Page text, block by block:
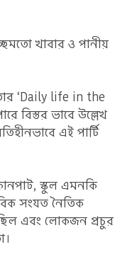
খাবার ও পানীয়
‘Daily life in the
বিস্তর ভাবে উল্লেখ
এই পার্টি
স্কুল এমনকি
সংযত নৈতিক
এবং লোকজন প্রচুর